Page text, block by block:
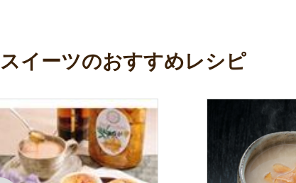
スイーツのおすすめレシピ